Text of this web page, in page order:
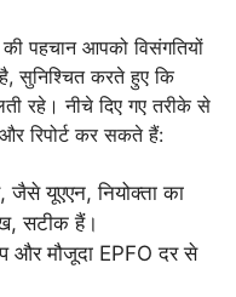
पहचान आपको विसंगतियों
सुनिश्चित करते हुए कि
रहे। नीचे दिए गए तरीके से
रिपोर्ट कर सकते हैं:
यूएएन, नियोक्ता का
सटीक हैं।
और मौजूदा EPFO दर से